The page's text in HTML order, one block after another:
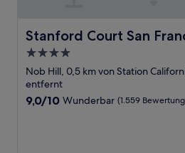
Stanford Court San
Stanford Court San Francisco
4.0-
Sterne-
Unterkunft
Nob Hill, 0,5 km von Station
entfernt
9.0
9,0/10 Wunderbar (1.559